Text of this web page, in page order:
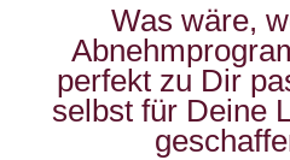
Was wäre,
perfekt zu Dir
selbst für Deine